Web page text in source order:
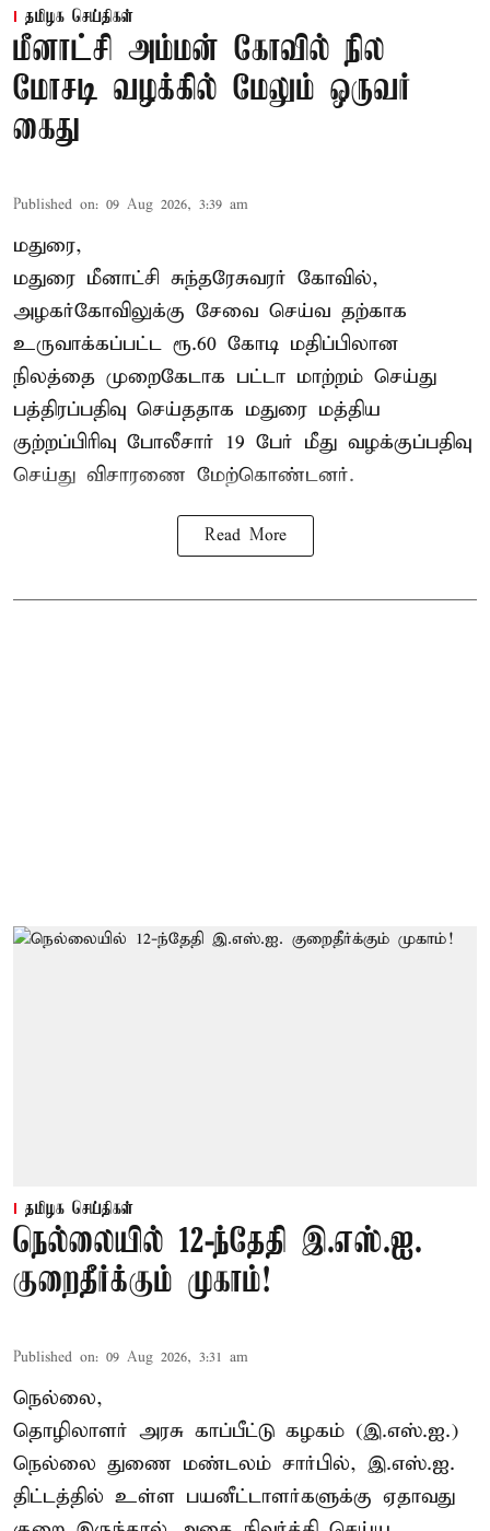
தமிழக செய்திகள்
மீனாட்சி அம்மன் கோவில் நில
மோசடி வழக்கில் மேலும் ஒருவர்
கைது
Published on: 09 Aug 2026, 3:39 am
மதுரை,
மதுரை மீனாட்சி சுந்தரேசுவரர் கோவில்,
அழகர்கோவிலுக்கு சேவை செய்வ தற்காக
உருவாக்கப்பட்ட ரூ.60 கோடி மதிப்பிலான
நிலத்தை முறைகேடாக பட்டா மாற்றம் செய்து
பத்திரப்பதிவு செய்ததாக மதுரை மத்திய
குற்றப்பிரிவு போலீசார் 19 பேர் மீது வழக்குப்பதிவு
செய்து விசாரணை மேற்கொண்டனர்.
Read More
தமிழக செய்திகள்
நெல்லையில் 12-ந்தேதி இ.எஸ்.ஐ.
குறைதீர்க்கும் முகாம்!
Published on: 09 Aug 2026, 3:31 am
நெல்லை,
தொழிலாளர் அரசு காப்பீட்டு கழகம் (இ.எஸ்.ஐ.)
நெல்லை துணை மண்டலம் சார்பில், இ.எஸ்.ஐ.
திட்டத்தில் உள்ள பயனீட்டாளர்களுக்கு ஏதாவது